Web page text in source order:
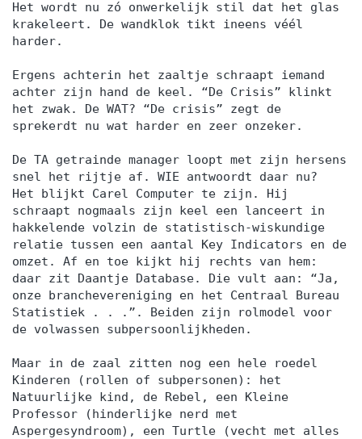
Het wordt nu zó onwerkelijk stil dat het glas
krakeleert. De wandklok tikt ineens véél
harder.
Ergens achterin het zaaltje schraapt iemand
achter zijn hand de keel. “De Crisis” klinkt
het zwak. De WAT? “De crisis” zegt de
sprekerdt nu wat harder en zeer onzeker.
De TA getrainde manager loopt met zijn hersens
snel het rijtje af. WIE antwoordt daar nu?
Het blijkt Carel Computer te zijn. Hij
schraapt nogmaals zijn keel een lanceert in
hakkelende volzin de statistisch-wiskundige
relatie tussen een aantal Key Indicators en de
omzet. Af en toe kijkt hij rechts van hem:
daar zit Daantje Database. Die vult aan: “Ja,
onze branchevereniging en het Centraal Bureau
Statistiek . . .”. Beiden zijn rolmodel voor
de volwassen subpersoonlijkheden.
Maar in de zaal zitten nog een hele roedel
Kinderen (rollen of subpersonen): het
Natuurlijke kind, de Rebel, een Kleine
Professor (hinderlijke nerd met
Aspergesyndroom), een Turtle (vecht met alles